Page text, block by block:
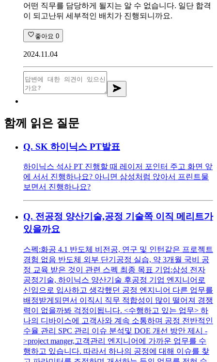
어떤 직무를 담당하게 될지는 알 수 없습니다. 일단 합격
이 되고난뒤 세부적인 배치가 진행되니까요.
좋아요 0
2024.11.04
함께 읽은 질문
Q. SK 하이닉스 PT발표
하이닉스 석사 PT 진행할 때 레이저 포인터 주고 화면 앞
에 서서 진행하나요? 아니면 삼성처럼 앉아서 프린트물
보면서 진행하나요?
Q. 전공정 양산기술,공정 기술쪽 이직 메리트가
있을까요
스펙:화공 4.1 반도체 비전공, 연구 및 인턴같은 프로젝트
경험 없음 반도체 외부 단기공정 실습, 약 3개월 국비 공
정 교육 받은 것이 관련 스펙 최종 목표 기업:삼성 전자
공정기술, 하이닉스 양산기술 후공정 기업 엔지니어로
신입으로 입사하고 생각했던 공정 엔지니어 다른 업무를
배정받게되면서 이직시 직무 적합성이 많이 떨어져 경쟁
력이 없을까봐 걱정이됩니다. <수행하고 있는 업무> 하
나의 디바이스에 고객사와 계속 소통하며 공정 전반적인
수율 관리 SPC 관리 이슈 분석및 DOE 개선 방안 제시 -
>project manger,고객관리 엔지니어에 가까운 업무를 수
행하고 있습니다. 따라서 하나의 공정에 대해 이슈를 찾